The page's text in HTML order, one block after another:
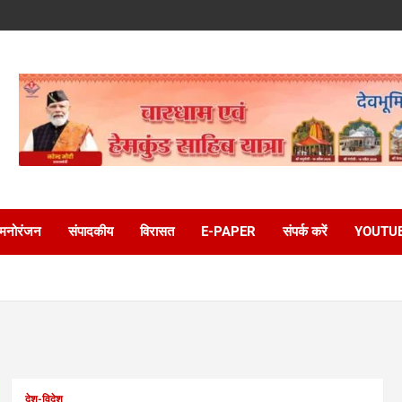
मनोरंजन संपादकीय विरासत E-PAPER संपर्क करें
देश-विदेश